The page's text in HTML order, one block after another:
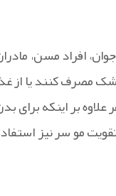
افراد مسن،
مصرف کنند یا از
بر اینکه برای
مو سر نیز